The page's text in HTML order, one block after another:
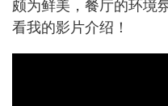
颇为鲜美，餐厅的环境
看我的影片介绍！